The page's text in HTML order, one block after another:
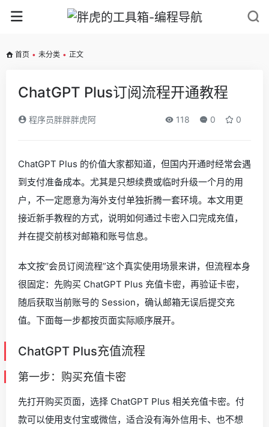
首页 • 未分类 • 正文
ChatGPT Plus订阅流程开通教程
程序员胖胖胖虎阿 118 0 0
ChatGPT Plus 的价值大家都知道，但国内开通时经常会遇
到支付准备成本。尤其是只想续费或临时升级一个月的用
户，不一定愿意为海外支付单独折腾一套环境。本文用更
接近新手教程的方式，说明如何通过卡密入口完成充值，
并在提交前核对邮箱和账号信息。
本文按“会员订阅流程”这个真实使用场景来讲，但流程本身
很固定：先购买 ChatGPT Plus 充值卡密，再验证卡密，
随后获取当前账号的 Session，确认邮箱无误后提交充
值。下面每一步都按页面实际顺序展开。
ChatGPT Plus充值流程
第一步：购买充值卡密
先打开购买页面，选择 ChatGPT Plus 相关充值卡密。付
款可以使用支付宝或微信，适合没有海外信用卡、也不想